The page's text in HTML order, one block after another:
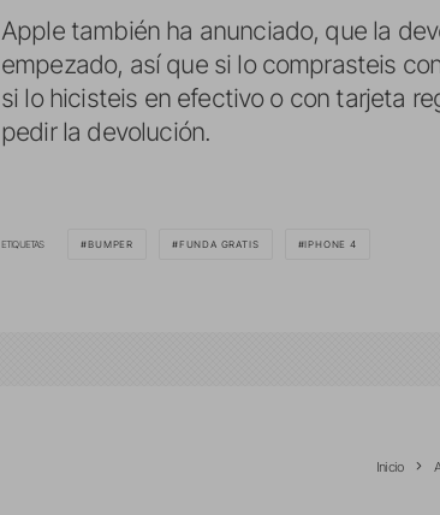
Apple también ha anunciado, que la
empezado, así que si lo comprasteis
si lo hicisteis en efectivo o con tarjeta
pedir la devolución.
ETIQUETAS BUMPER FUNDA GRATIS IPHONE 4
Inicio